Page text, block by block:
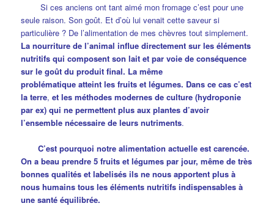
Si ces anciens ont tant aimé mon fromage c’est pour une
seule raison. Son goût. Et d’où lui venait cette saveur si
particulière ? De l’alimentation de mes chèvres tout simplement.
La nourriture de l’animal influe directement sur les éléments
nutritifs qui composent son lait et par voie de conséquence
sur legoût du produit final. La même
problématique atteint les fruits et légumes. Dans ce cas c’est
la terre,et les méthodes modernes de culture (hydroponie
par ex) qui ne permettent plus aux plantes d’avoir
l’ensemble nécessaire de leurs nutriments.
C’est pourquoi notre alimentation actuelle est carencée.
On a beau prendre 5 fruits et légumes par jour, même de très
bonnes qualités et labelisés ils ne nous apportent plus à
nous humains tous les éléments nutritifs indispensables à
une santé équilibrée.